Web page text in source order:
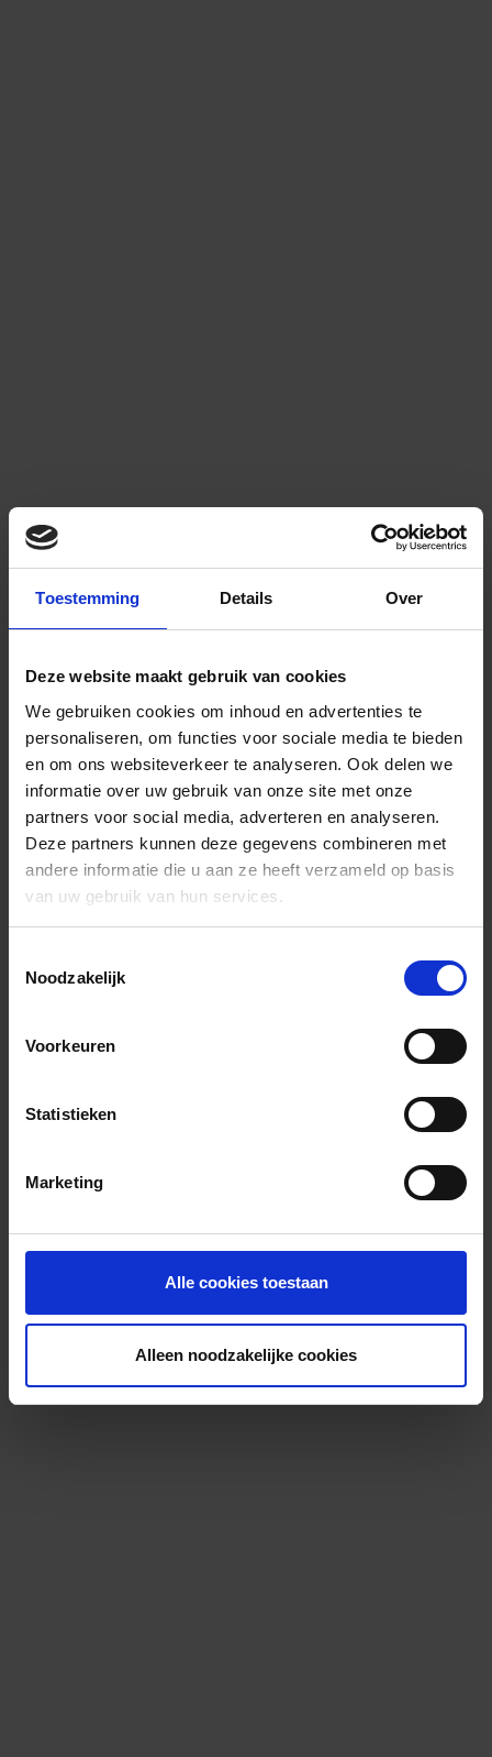
Toestemming Details Over
Deze website maakt gebruik van cookies
We gebruiken cookies om inhoud en advertenties te
personaliseren, om functies voor sociale media te bieden
en om ons websiteverkeer te analyseren. Ook delen we
informatie over uw gebruik van onze site met onze
partners voor social media, adverteren en analyseren.
Deze partners kunnen deze gegevens combineren met
andere informatie die u aan ze heeft verzameld op basis
van uw gebruik van hun services.
Noodzakelijk
Voorkeuren
Statistieken
Marketing
Alle cookies toestaan
Alleen noodzakelijke cookies